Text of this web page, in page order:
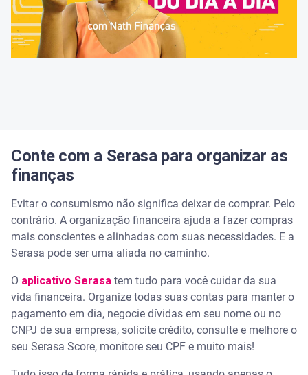
Conte com a Serasa para organizar as
finanças
Evitar o consumismo não significa deixar de comprar. Pelo
contrário. A organização financeira ajuda a fazer compras
mais conscientes e alinhadas com suas necessidades. E a
Serasa pode ser uma aliada no caminho.
O aplicativo Serasa tem tudo para você cuidar da sua
vida financeira. Organize todas suas contas para manter o
pagamento em dia, negocie dívidas em seu nome ou no
CNPJ de sua empresa, solicite crédito, consulte e melhore o
seu Serasa Score, monitore seu CPF e muito mais!